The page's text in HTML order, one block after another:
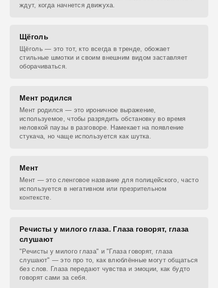
ждут, когда начнется движуха.
Щёголь
Щёголь — это тот, кто всегда в тренде, обожает
стильные шмотки и своим внешним видом заставляет
оборачиваться.
Мент родился
Мент родился — это ироничное выражение,
используемое, чтобы разрядить обстановку во время
неловкой паузы в разговоре. Намекает на появление
стукача, но чаще используется как шутка.
Мент
Мент — это сленговое название для полицейского, часто
используется в негативном или презрительном
контексте.
Речисты у милого глаза. Глаза говорят, глаза
слушают
"Речисты у милого глаза" и "Глаза говорят, глаза
слушают" — это про то, как влюблённые могут общаться
без слов. Глаза передают чувства и эмоции, как будто
говорят сами за себя.